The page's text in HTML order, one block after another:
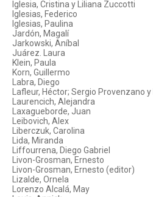
Iglesia, Cristina y Liliana Zuccotti
Iglesias, Federico
Iglesias, Paulina
Jardón, Magalí
Jarkowski, Aníbal
Juárez. Laura
Klein, Paula
Korn, Guillermo
Labra, Diego
Lafleur, Héctor; Sergio Provenzano
Laurencich, Alejandra
Laxagueborde, Juan
Leibovich, Alex
Liberczuk, Carolina
Lida, Miranda
Liffourrena, Diego Gabriel
Livon-Grosman, Ernesto
Livon-Grosman, Ernesto (editor)
Lizalde, Ornela
Lorenzo Alcalá, May